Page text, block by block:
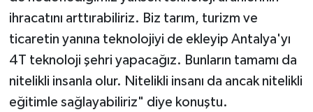
ihracatını arttırabiliriz. Biz tarım, turizm ve
ticaretin yanına teknolojiyi de ekleyip Antalya'yı
4T teknoloji şehri yapacağız. Bunların tamamı da
nitelikli insanla olur. Nitelikli insanı da ancak nitelikli
eğitimle sağlayabiliriz" diye konuştu.